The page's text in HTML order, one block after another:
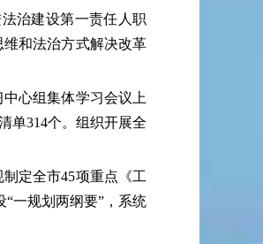
治建设第一责任人职
和法治方式解决改革
心组集体学习会议上
单314个。组织开展全
定全市45项重点《工
一规划两纲要”，系统